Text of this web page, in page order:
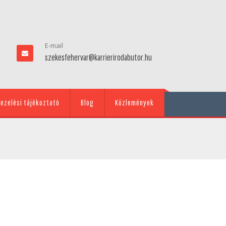
E-mail
szekesfehervar@karrierirodabutor.hu
tájékoztató Blog Közlemények